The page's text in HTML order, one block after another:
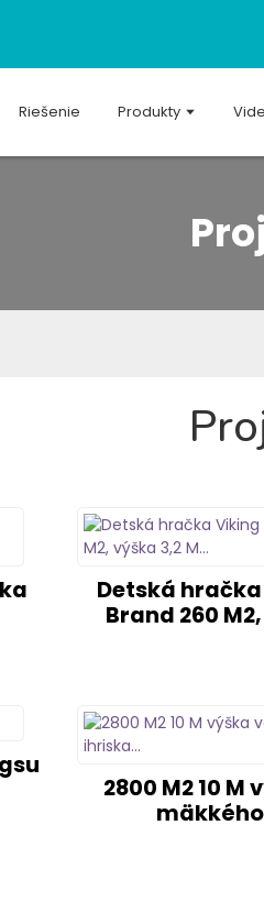
Riešenie Produkty
Detská
Brand 260
2800 M2 10